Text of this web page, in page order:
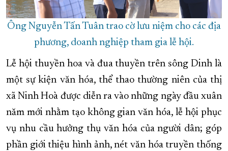
Ông Nguyễn Tấn Tuân trao cờ lưu niệm cho các địa
phương, doanh nghiệp tham gia lễ hội.
Lễ hội thuyền hoa và đua thuyền trên sông Dinh là
một sự kiện văn hóa, thể thao thường niên của thị
xã Ninh Hoà được diễn ra vào những ngày đầu xuân
năm mới nhằm tạo không gian văn hóa, lễ hội phục
vụ nhu cầu hưởng thụ văn hóa của người dân; góp
phần giới thiệu hình ảnh, nét văn hóa truyền thống